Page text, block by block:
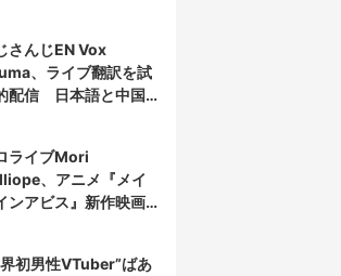
さんじEN Vox
、ライブ翻訳を試
配信 日本語と中国
ライブMori
、アニメ『メイ
ンアビス』新作映画
初男性VTuber”ばあ